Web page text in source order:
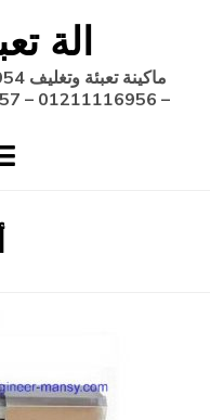
content
الة
– 01211116956 – 01211116957 – 01211116958